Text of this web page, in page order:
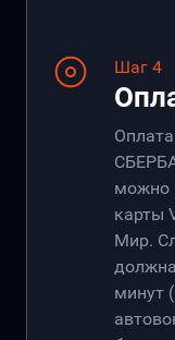
Шаг 4
можно
карты
Мир.
минут